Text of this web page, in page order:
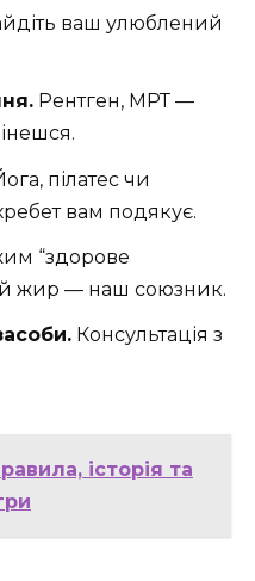
ваш улюблений
Рентген, МРТ —
пілатес чи
вам подякує.
“здорове
жир — наш союзник.
Консультація з
історія та